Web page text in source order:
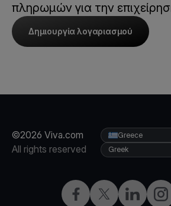
πληρωμών για την
Δημιουργία λογαριασμού
©2026 Viva.com
All rights reserved
Facebook
X LinkedIn
Greece
Greek